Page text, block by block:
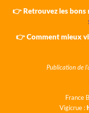
👉 Retrouvez les bons
👉 Comment mieux
Publication de
France
Vigicrue :